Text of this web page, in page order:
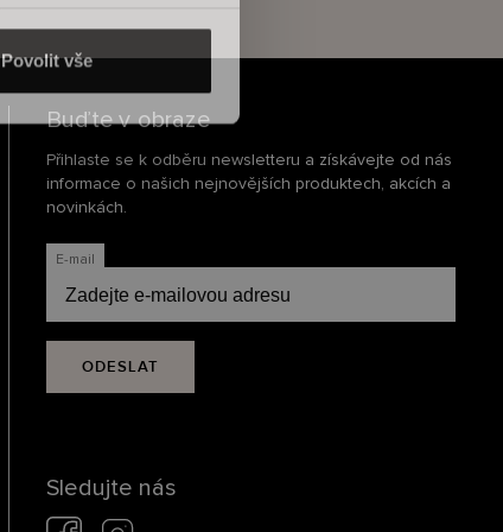
Povolit vše
Buďte v obraze
Přihlaste se k odběru newsletteru a získávejte od nás
informace o našich nejnovějších produktech, akcích a
novinkách.
E-mail
ODESLAT
Sledujte nás